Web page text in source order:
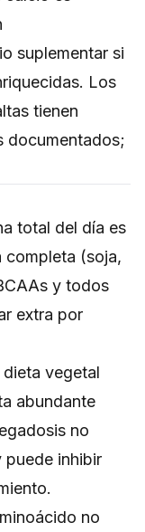
suplementar si
Los
tienen
documentados;
total del día es
completa (soja,
y todos
extra por
dieta vegetal
abundante
no
inhibir
no